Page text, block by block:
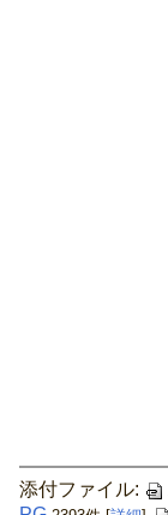
添付ファイル: